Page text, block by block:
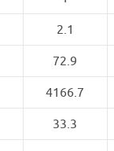
2.1
72.9
4166.7
33.3